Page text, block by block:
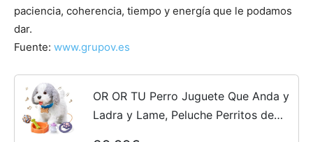
paciencia, coherencia, tiempo y energía que le podamos
dar.
Fuente: www.grupov.es
OR OR TU Perro Juguete Que Anda y
Ladra y Lame, Peluche Perritos de